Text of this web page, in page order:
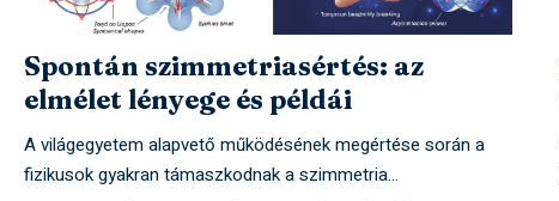
Spontán szimmetriasértés: az
elmélet lényege és példái
A világegyetem alapvető működésének megértése során a
fizikusok gyakran támaszkodnak a szimmetria…